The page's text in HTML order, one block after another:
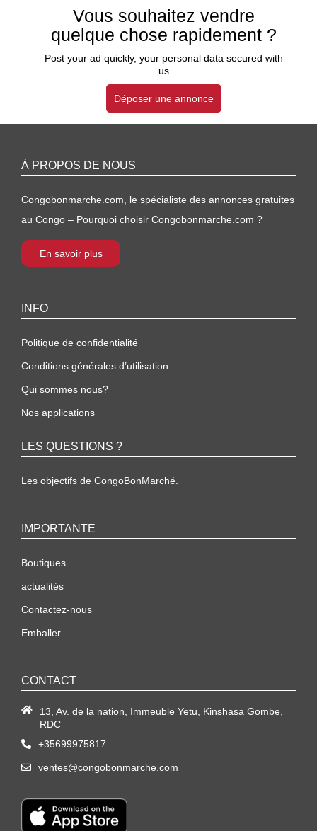
Vous souhaitez vendre
quelque chose rapidement ?
Post your ad quickly, your personal data secured with
us
Déposer une annonce
À PROPOS DE NOUS
Congobonmarche.com, le spécialiste des annonces gratuites
au Congo – Pourquoi choisir Congobonmarche.com ?
En savoir plus
INFO
Politique de confidentialité
Conditions générales d’utilisation
Qui sommes nous?
Nos applications
LES QUESTIONS ?
Les objectifs de CongoBonMarché.
IMPORTANTE
Boutiques
actualités
Contactez-nous
Emballer
CONTACT
13, Av. de la nation, Immeuble Yetu, Kinshasa Gombe,
RDC
+35699975817
ventes@congobonmarche.com